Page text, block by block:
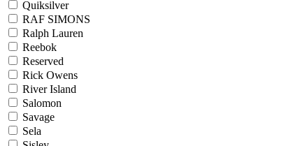
Quiksilver
RAF SIMONS
Ralph Lauren
Reebok
Reserved
Rick Owens
River Island
Salomon
Savage
Sela